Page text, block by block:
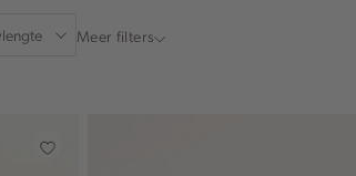
Meer filters